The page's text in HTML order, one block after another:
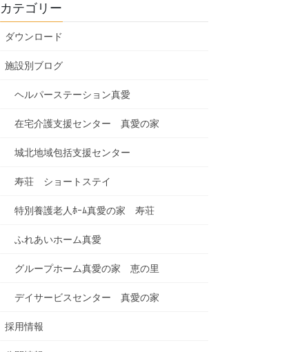
カテゴリー
ダウンロード
施設別ブログ
ヘルパーステーション真愛
在宅介護支援センター 真愛の家
城北地域包括支援センター
寿荘 ショートステイ
特別養護老人ﾎｰﾑ真愛の家 寿荘
ふれあいホーム真愛
グループホーム真愛の家 恵の里
デイサービスセンター 真愛の家
採用情報